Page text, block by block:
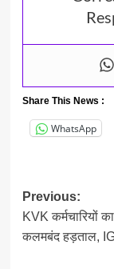
Share This News :
WhatsApp
Post
Previous:
KVK कर्मचारियों
कलमबंद हड़ताल,